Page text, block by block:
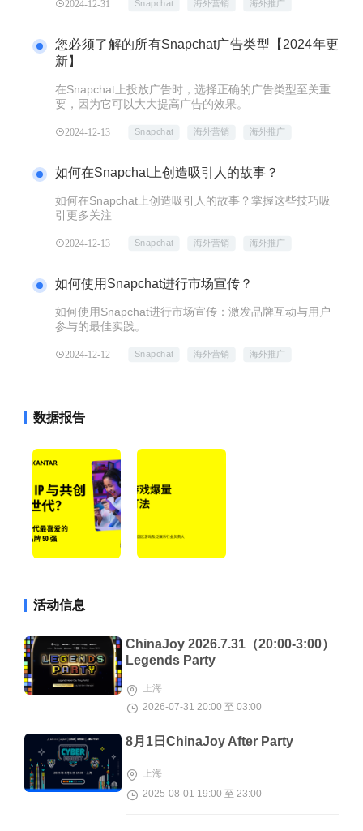
2024-12-31 Snapchat 海外营销 海外推广
您必须了解的所有Snapchat广告类型【2024年更
新】
在Snapchat上投放广告时，选择正确的广告类型至关重
要，因为它可以大大提高广告的效果。
2024-12-13 Snapchat 海外营销 海外推广
如何在Snapchat上创造吸引人的故事？
如何在Snapchat上创造吸引人的故事？掌握这些技巧吸
引更多关注
2024-12-13 Snapchat 海外营销 海外推广
如何使用Snapchat进行市场宣传？
如何使用Snapchat进行市场宣传：激发品牌互动与用户
参与的最佳实践。
2024-12-12 Snapchat 海外营销 海外推广
数据报告
活动信息
ChinaJoy 2026.7.31（20:00-3:00）
Legends Party
上海
2026-07-31 20:00 至 03:00
8月1日ChinaJoy After Party
上海
2025-08-01 19:00 至 23:00